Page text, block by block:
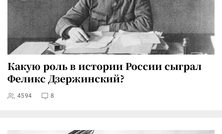
Какую роль в истории России сыграл
Феликс Дзержинский?
4594 8